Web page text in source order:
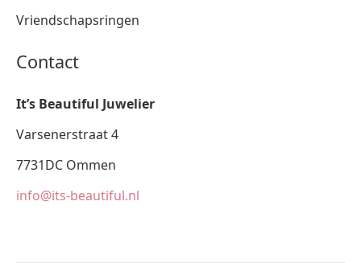
Vriendschapsringen
Contact
It’s Beautiful Juwelier
Varsenerstraat 4
7731DC Ommen
info@its-beautiful.nl